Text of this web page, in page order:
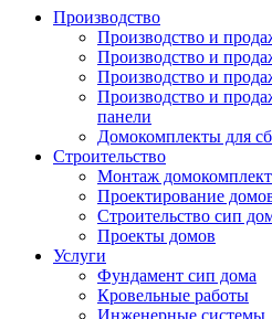
Производство
Производство и
Производство и
Производство и
Производство и
панели
Домокомплекты для
Строительство
Монтаж
Проектирование
Строительство сип
Проекты домов
Услуги
Фундамент сип дома
Кровельные работы
Инженерные системы